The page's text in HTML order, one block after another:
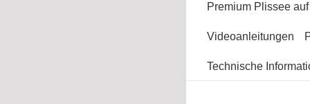
Premium Plissee
Videoanleitungen
Technische